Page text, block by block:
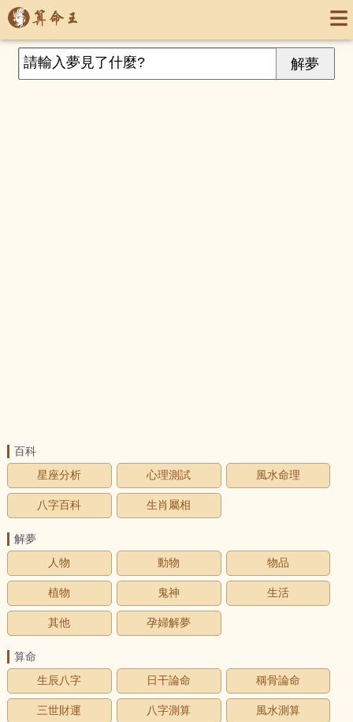
百科
星座分析
心理測試 風水命理
八字百科 生肖屬相
解夢
人物
動物 物品
植物 鬼神 生活
其他 孕婦解夢
算命
生辰八字
日干論命 稱骨論命
三世財運 八字測算 風水測算